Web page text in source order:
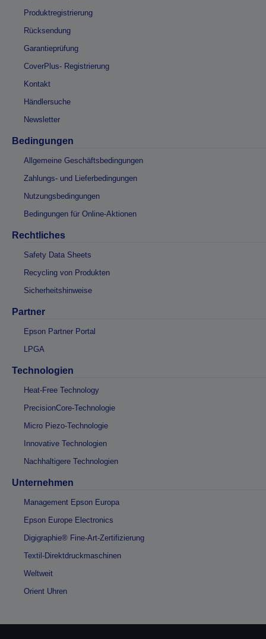
Produktregistrierung
Rücksendung
Garantieprüfung
CoverPlus- Registrierung
Kontakt
Händlersuche
Newsletter
Bedingungen
Allgemeine Geschäftsbedingungen
Zahlungs- und Lieferbedingungen
Nutzungsbedingungen
Bedingungen für Online-Aktionen
Rechtliches
Safety Data Sheets
Recycling von Produkten
Sicherheitshinweise
Partner
Epson Partner Portal
LPGA
Technologien
Heat-Free Technology
PrecisionCore-Technologie
Micro Piezo-Technologie
Innovative Technologien
Nachhaltigere Technologien
Unternehmen
Management Epson Europa
Epson Europe Electronics
Digigraphie® Fine-Art-Zertifizierung
Textil-Direktdruckmaschinen
Weltweit
Orient Uhren